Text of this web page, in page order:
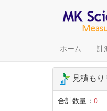
ホーム 計
見積もり
合計数量： 0